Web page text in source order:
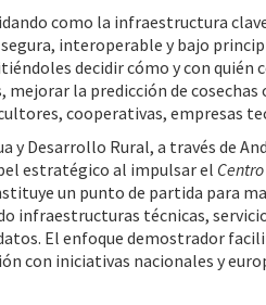
como la infraestructura
interoperable y bajo
decidir cómo y con
la predicción de
cooperativas, empresas
y Desarrollo Rural, a través de
estratégico al impulsar el
un punto de partida para
infraestructuras técnicas,
El enfoque demostrador
iniciativas nacionales y